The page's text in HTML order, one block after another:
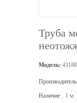
Труба
Модель:
Наличие: 1 м